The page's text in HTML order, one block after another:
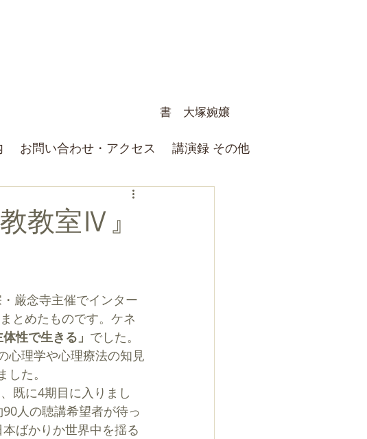
書 大塚婉嬢
お問い合わせ・アクセス 講演録 その他
教室Ⅳ』
厳念寺主催でインター
とめたものです。ケネ
性で生きる」 でした。
心理学や心理療法の知見
た。
既に4期目に入りまし
人の聴講希望者が待っ
ばかりか世界中を揺る